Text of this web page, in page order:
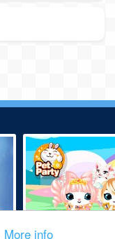
More info